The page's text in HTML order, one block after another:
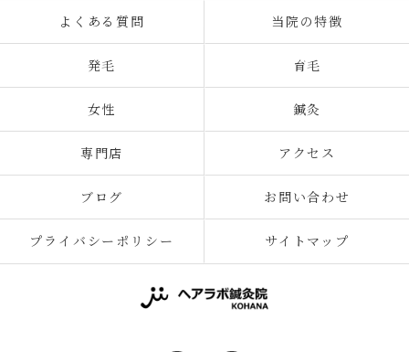
よくある質問 当院の特徴
発毛 育毛
女性 鍼灸
専門店 アクセス
ブログ お問い合わせ
プライバシーポリシー サイトマップ